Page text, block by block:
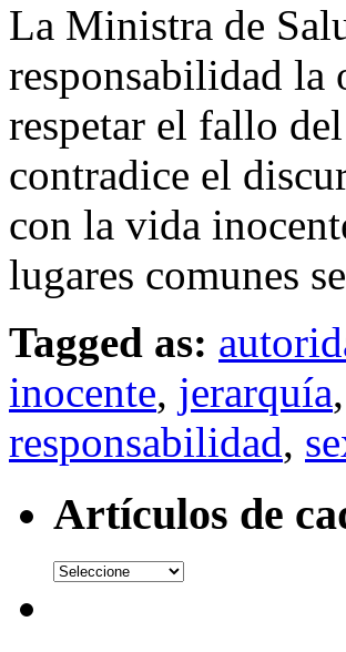
La Ministra de
responsabilidad la
respetar el fallo
contradice el
con la vida
lugares comunes
Tagged as:
inocente, jerarquía,
responsabilidad,
Artículos de